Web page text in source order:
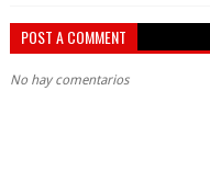
POST A COMMENT
No hay comentarios